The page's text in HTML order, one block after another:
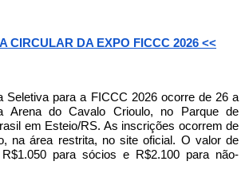
CIRCULAR DA EXPO FICCC 2026 <<
Seletiva para a FICCC 2026 ocorre de 26 a
Arena do Cavalo Crioulo, no Parque de
em Esteio/RS. As inscrições ocorrem de
na área restrita, no site oficial. O valor de
para sócios e R$2.100 para não-